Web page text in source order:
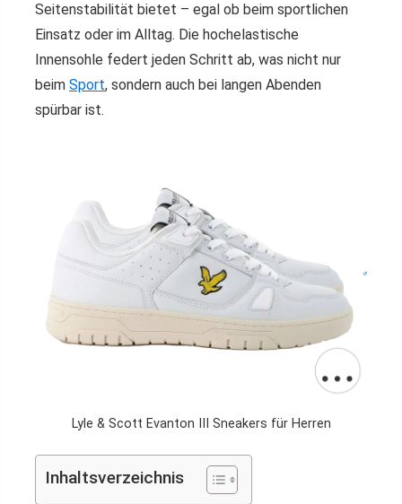
Seitenstabilität bietet – egal ob beim sportlichen
Einsatz oder im Alltag. Die hochelastische
Innensohle federt jeden Schritt ab, was nicht nur
beim Sport, sondern auch bei langen Abenden
spürbar ist.
Lyle & Scott Evanton III Sneakers für Herren
Inhaltsverzeichnis